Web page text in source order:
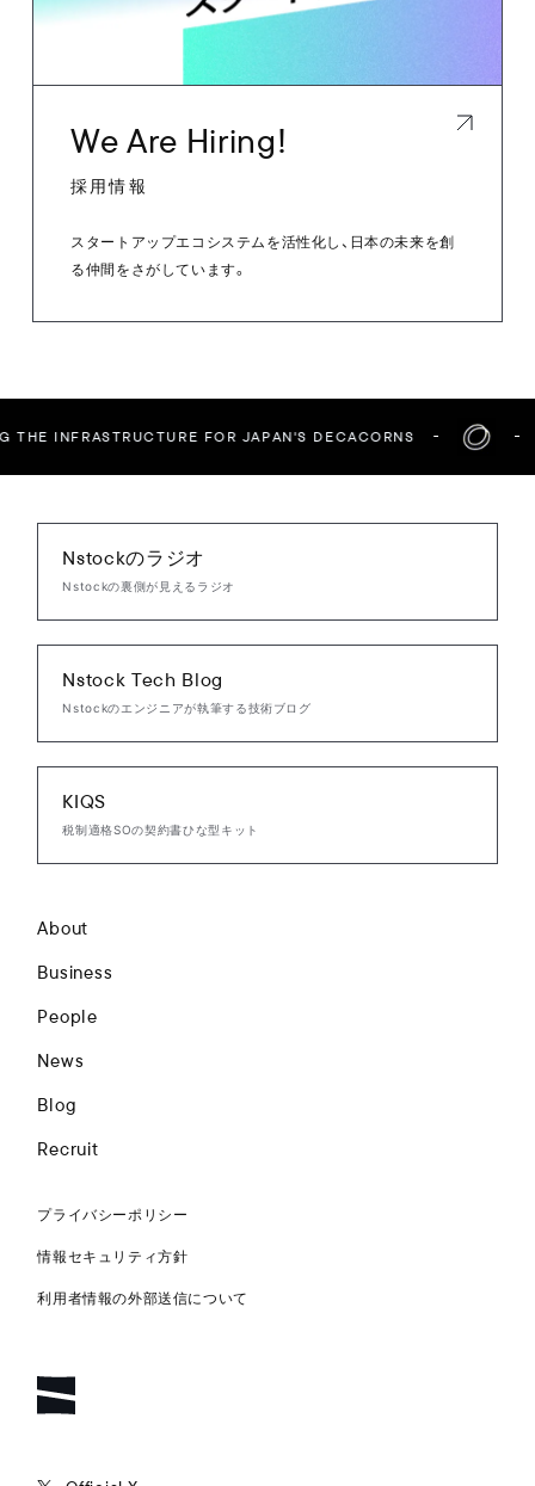
We Are Hiring!
採用情報
スタートアップエコシステムを活性化し、日本の未来を創
る仲間をさがしています。
THE INFRASTRUCTURE FOR JAPAN'S DECACORNS
About
Business
People
News
Blog
Recruit
プライバシーポリシー
情報セキュリティ方針
利用者情報の外部送信について
Nstockのラジオ
Nstockの裏側が見えるラジオ
Nstock Tech Blog
Nstockのエンジニアが執筆する技術ブログ
KIQS
税制適格SOの契約書ひな型キット